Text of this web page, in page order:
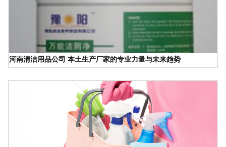
河南清洁用品公司 本土生产厂家的专业力量与未来趋势